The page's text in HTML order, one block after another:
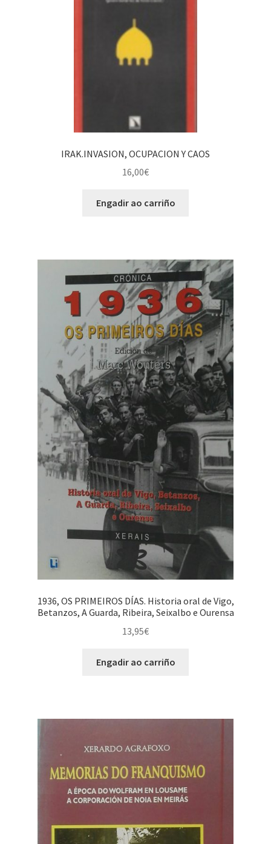
IRAK.INVASION, OCUPACION Y CAOS
16,00€
Engadir ao carriño
1936, OS PRIMEIROS DÍAS. Historia oral de Vigo,
Betanzos, A Guarda, Ribeira, Seixalbo e Ourensa
13,95€
Engadir ao carriño